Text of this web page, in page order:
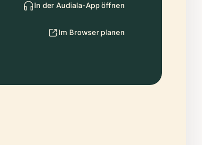
In der Audiala-App öffnen
Im Browser planen